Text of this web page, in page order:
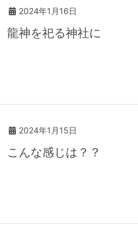
2024年1月16日
龍神を祀る神社に
2024年1月15日
こんな感じは？？